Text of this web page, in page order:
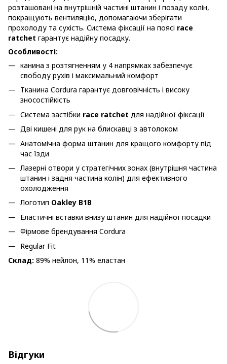
розташовані на внутрішній частині штанин і позаду колін,
покращують вентиляцію, допомагаючи зберігати
прохолоду та сухість. Система фіксації на поясі race
ratchet гарантує надійну посадку.
Особливості:
канина з розтягненням у 4 напрямках забезпечує
свободу рухів і максимальний комфорт
Тканина Cordura гарантує довговічність і високу
зносостійкість
Система застібки race ratchet для надійної фіксації
Дві кишені для рук на блискавці з автолоком
Анатомічна форма штанин для кращого комфорту під
час їзди
Лазерні отвори у стратегічних зонах (внутрішня частина
штанин і задня частина колін) для ефективного
охолодження
Логотип Oakley B1B
Еластичні вставки внизу штанин для надійної посадки
Фірмове брендування Cordura
Regular Fit
Склад: 89% нейлон, 11% еластан
Відгуки